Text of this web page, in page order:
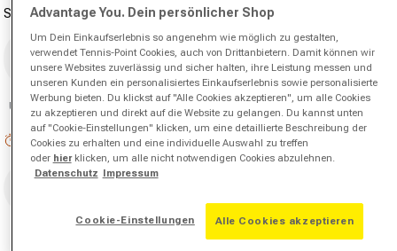
Link
zur
gleichen
Seite.
Stärke
1,24
Unsicher bei der Saitenstärke? Saitenberater
Niedriger Lagerbestand: 8 verbleibend
Anzahl
Advantage You. Dein persönlicher Shop
Um Dein Einkaufserlebnis so angenehm wie möglich zu gestalten,
verwendet Tennis-Point Cookies, auch von Drittanbietern. Damit können wir
unsere Websites zuverlässig und sicher halten, ihre Leistung messen und
unseren Kunden ein personalisiertes Einkaufserlebnis sowie personalisierte
Werbung bieten. Du klickst auf "Alle Cookies akzeptieren", um alle Cookies
zu akzeptieren und direkt auf die Website zu gelangen. Du kannst unten
auf "Cookie-Einstellungen" klicken, um eine detaillierte Beschreibung der
Cookies zu erhalten und eine individuelle Auswahl zu treffen
oder hierklicken, um alle nicht notwendigen Cookies abzulehnen.
Datenschutz Impressum
Cookie-Einstellungen Alle Cookies akzeptieren